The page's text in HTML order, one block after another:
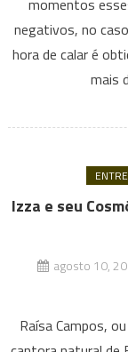
momentos
negativos, no
hora de calar é
mais
Izza e seu
agosto 10,
Raísa Campos,